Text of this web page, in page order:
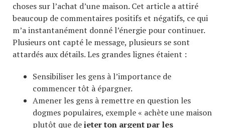
choses sur l’achat d’une maison. Cet article a attiré
beaucoup de commentaires positifs et négatifs, ce qui
m’a instantanément donné l’énergie pour continuer.
Plusieurs ont capté le message, plusieurs se sont
attardés aux détails. Les grandes lignes étaient :
Sensibiliser les gens à l’importance de
commencer tôt à épargner.
Amener les gens à remettre en question les
dogmes populaires, exemple « achète une maison
plutôt que dejeter ton argent par les